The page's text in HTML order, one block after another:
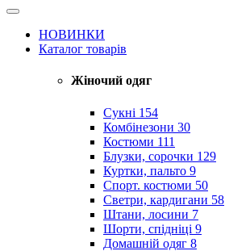
НОВИНКИ
Каталог товарів
Жіночий одяг
Сукні 154
Комбінезони 30
Костюми 111
Блузки, сорочки 129
Куртки, пальто 9
Спорт. костюми 50
Светри, кардигани 58
Штани, лосини 7
Шорти, спідніці 9
Домашній одяг 8